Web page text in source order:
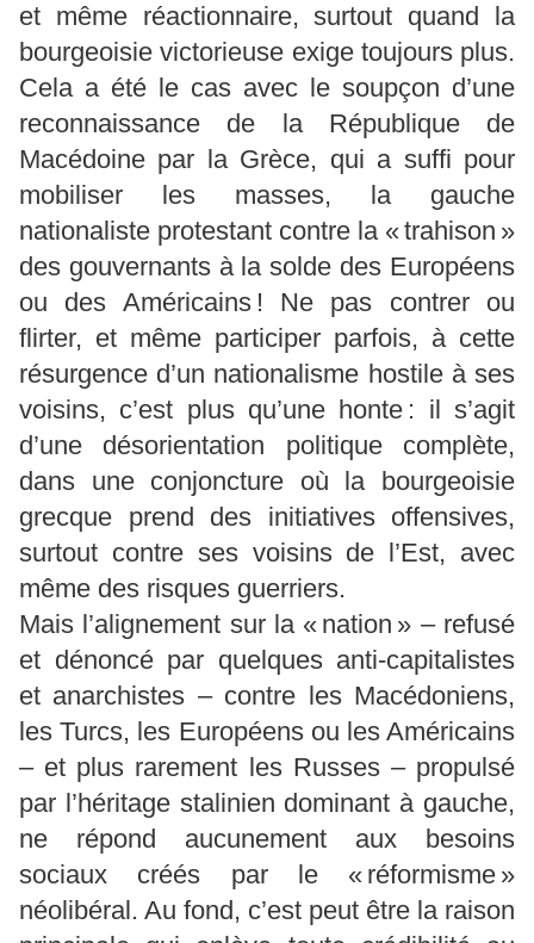
et même réactionnaire, surtout quand la
bourgeoisie victorieuse exige toujours plus.
Cela a été le cas avec le soupçon d’une
reconnaissance de la République de
Macédoine par la Grèce, qui a suffi pour
mobiliser les masses, la gauche
nationaliste protestant contre la « trahison »
des gouvernants à la solde des Européens
ou des Américains ! Ne pas contrer ou
flirter, et même participer parfois, à cette
résurgence d’un nationalisme hostile à ses
voisins, c’est plus qu’une honte : il s’agit
d’une désorientation politique complète,
dans une conjoncture où la bourgeoisie
grecque prend des initiatives offensives,
surtout contre ses voisins de l’Est, avec
même des risques guerriers.
Mais l’alignement sur la « nation » – refusé
et dénoncé par quelques anti-capitalistes
et anarchistes – contre les Macédoniens,
les Turcs, les Européens ou les Américains
– et plus rarement les Russes – propulsé
par l’héritage stalinien dominant à gauche,
ne répond aucunement aux besoins
sociaux créés par le « réformisme »
néolibéral. Au fond, c’est peut être la raison